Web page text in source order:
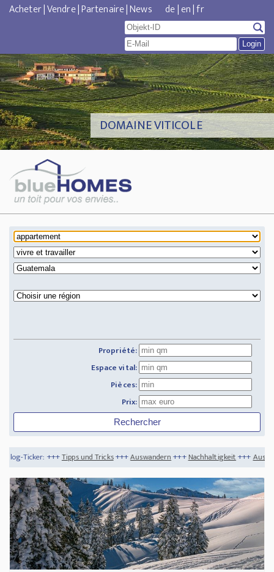
Acheter|Vendre|Partenaire|News de|en|fr
DOMAINE VITICOLE
Propriété:
Espace vital:
Pièces:
Prix:
und Tricks+++Auswandern+++Nachhaltigkeit+++Auswandern nach